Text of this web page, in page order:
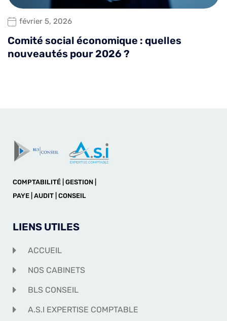
février 5, 2026
Comité social économique : quelles
nouveautés pour 2026 ?
COMPTABILITÉ | GESTION |
PAYE | AUDIT | CONSEIL
LIENS UTILES
ACCUEIL
NOS CABINETS
BLS CONSEIL
A.S.I EXPERTISE COMPTABLE